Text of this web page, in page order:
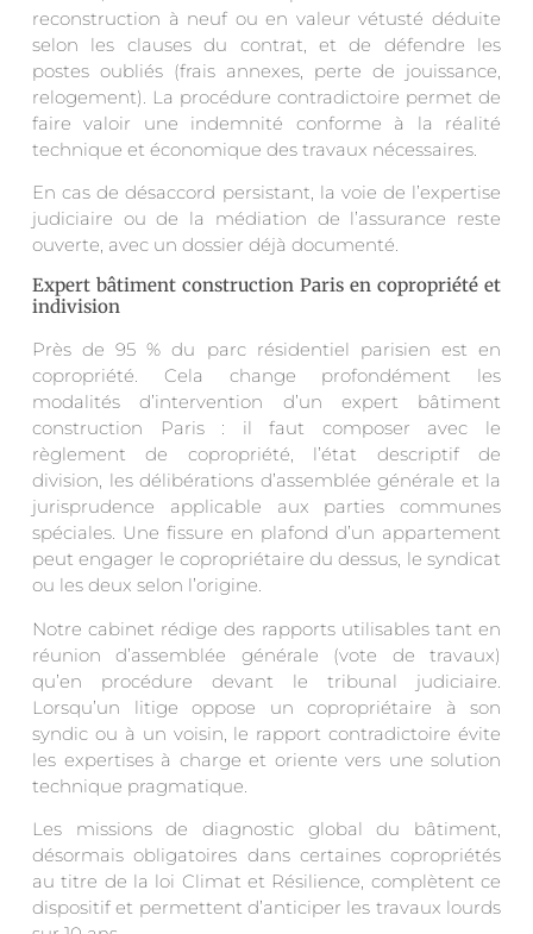
reconstruction à neuf ou en valeur vétusté déduite
selon les clauses du contrat, et de défendre les
postes oubliés (frais annexes, perte de jouissance,
relogement). La procédure contradictoire permet de
faire valoir une indemnité conforme à la réalité
technique et économique des travaux nécessaires.
En cas de désaccord persistant, la voie de l’expertise
judiciaire ou de la médiation de l’assurance reste
ouverte, avec un dossier déjà documenté.
Expert bâtiment construction Paris en copropriété et
indivision
Près de 95 % du parc résidentiel parisien est en
copropriété. Cela change profondément les
modalités d’intervention d’un expert bâtiment
construction Paris : il faut composer avec le
règlement de copropriété, l’état descriptif de
division, les délibérations d’assemblée générale et la
jurisprudence applicable aux parties communes
spéciales. Une fissure en plafond d’un appartement
peut engager le copropriétaire du dessus, le syndicat
ou les deux selon l’origine.
Notre cabinet rédige des rapports utilisables tant en
réunion d’assemblée générale (vote de travaux)
qu’en procédure devant le tribunal judiciaire.
Lorsqu’un litige oppose un copropriétaire à son
syndic ou à un voisin, le rapport contradictoire évite
les expertises à charge et oriente vers une solution
technique pragmatique.
Les missions de diagnostic global du bâtiment,
désormais obligatoires dans certaines copropriétés
au titre de la loi Climat et Résilience, complètent ce
dispositif et permettent d’anticiper les travaux lourds